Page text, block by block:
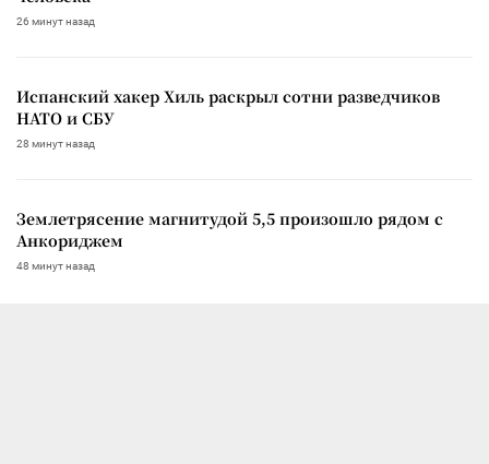
26 минут назад
Испанский хакер Хиль раскрыл сотни разведчиков
НАТО и СБУ
28 минут назад
Землетрясение магнитудой 5,5 произошло рядом с
Анкориджем
48 минут назад